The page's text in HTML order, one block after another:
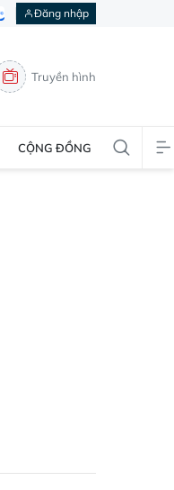
Đăng nhập
Truyền hình
CỘNG ĐỒNG